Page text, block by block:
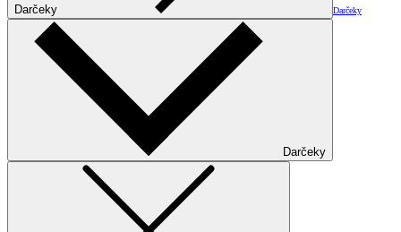
Darčeky Darčeky
Darčeky